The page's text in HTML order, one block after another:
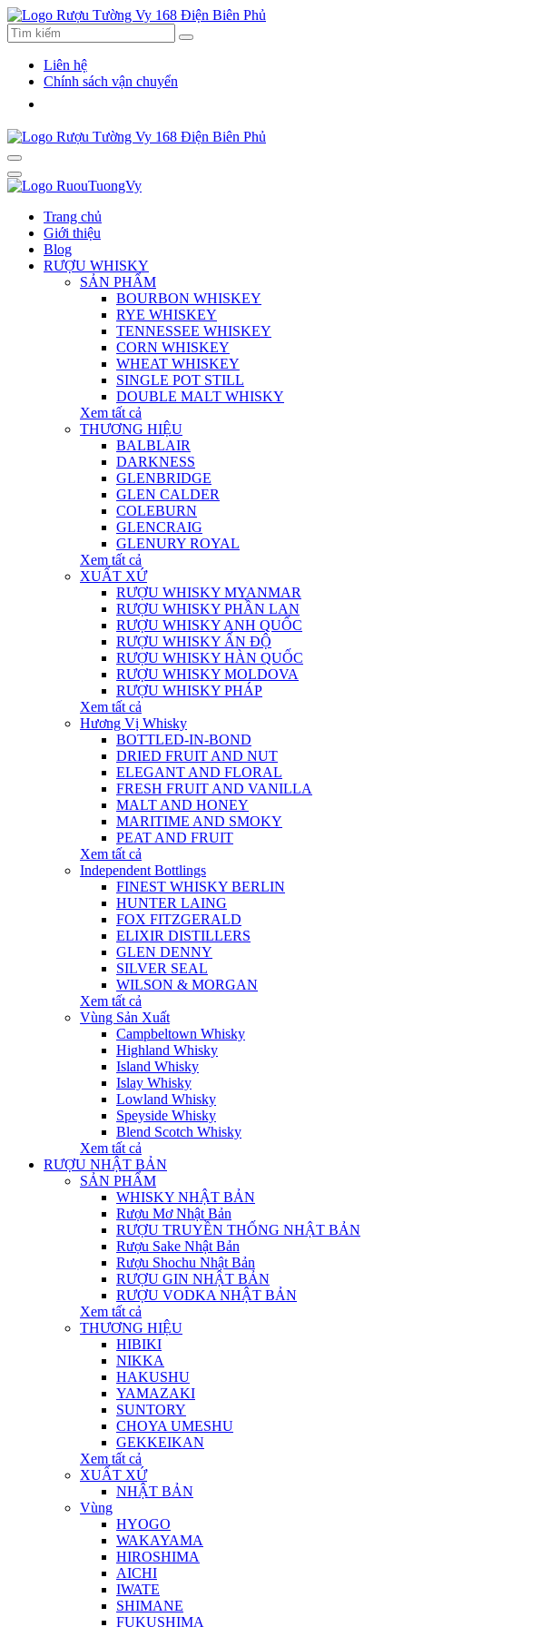
Liên hệ
Chính sách vận chuyển
Trang chủ
Giới thiệu
Blog
RƯỢU WHISKY
SẢN PHẨM
BOURBON WHISKEY
RYE WHISKEY
TENNESSEE WHISKEY
CORN WHISKEY
WHEAT WHISKEY
SINGLE POT STILL
DOUBLE MALT WHISKY
Xem tất cả
THƯƠNG HIỆU
BALBLAIR
DARKNESS
GLENBRIDGE
GLEN CALDER
COLEBURN
GLENCRAIG
GLENURY ROYAL
Xem tất cả
XUẤT XỨ
RƯỢU WHISKY MYANMAR
RƯỢU WHISKY PHẦN LAN
RƯỢU WHISKY ANH QUỐC
RƯỢU WHISKY ẤN ĐỘ
RƯỢU WHISKY HÀN QUỐC
RƯỢU WHISKY MOLDOVA
RƯỢU WHISKY PHÁP
Xem tất cả
Hương Vị Whisky
BOTTLED-IN-BOND
DRIED FRUIT AND NUT
ELEGANT AND FLORAL
FRESH FRUIT AND VANILLA
MALT AND HONEY
MARITIME AND SMOKY
PEAT AND FRUIT
Xem tất cả
Independent Bottlings
FINEST WHISKY BERLIN
HUNTER LAING
FOX FITZGERALD
ELIXIR DISTILLERS
GLEN DENNY
SILVER SEAL
WILSON & MORGAN
Xem tất cả
Vùng Sản Xuất
Campbeltown Whisky
Highland Whisky
Island Whisky
Islay Whisky
Lowland Whisky
Speyside Whisky
Blend Scotch Whisky
Xem tất cả
RƯỢU NHẬT BẢN
SẢN PHẨM
WHISKY NHẬT BẢN
Rượu Mơ Nhật Bản
RƯỢU TRUYỀN THỐNG NHẬT BẢN
Rượu Sake Nhật Bản
Rượu Shochu Nhật Bản
RƯỢU GIN NHẬT BẢN
RƯỢU VODKA NHẬT BẢN
Xem tất cả
THƯƠNG HIỆU
HIBIKI
NIKKA
HAKUSHU
YAMAZAKI
SUNTORY
CHOYA UMESHU
GEKKEIKAN
Xem tất cả
XUẤT XỨ
NHẬT BẢN
Vùng
HYOGO
WAKAYAMA
HIROSHIMA
AICHI
IWATE
SHIMANE
FUKUSHIMA